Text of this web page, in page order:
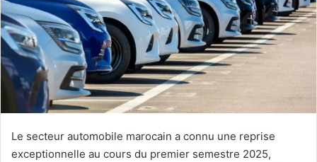
Le secteur automobile marocain a connu une reprise
exceptionnelle au cours du premier semestre 2025,